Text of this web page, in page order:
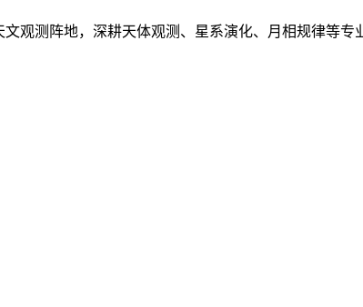
观测阵地，深耕天体观测、星系演化、月相规律等专